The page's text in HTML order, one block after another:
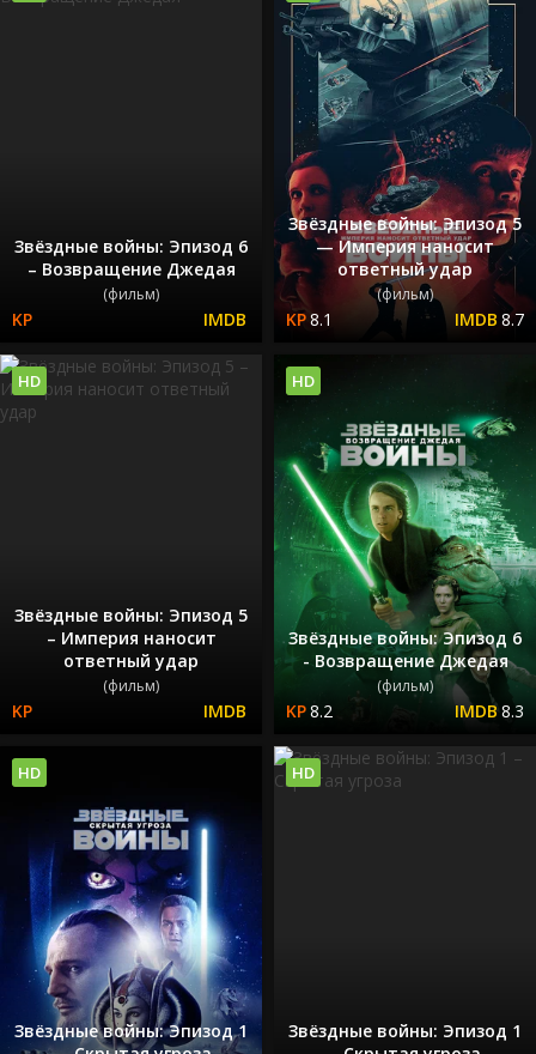
Звёздные войны: Эпизод 6
– Возвращение Джедая
(фильм)
Звёздные войны: Эпизод 5
— Империя наносит
ответный удар
(фильм)
8.1 8.7
Звёздные войны: Эпизод 5
– Империя наносит
ответный удар
(фильм)
HD
Звёздные войны: Эпизод 6
- Возвращение Джедая
(фильм)
8.2 8.3
HD
Звёздные войны: Эпизод 1
HD
Звёздные войны: Эпизод 1
HD